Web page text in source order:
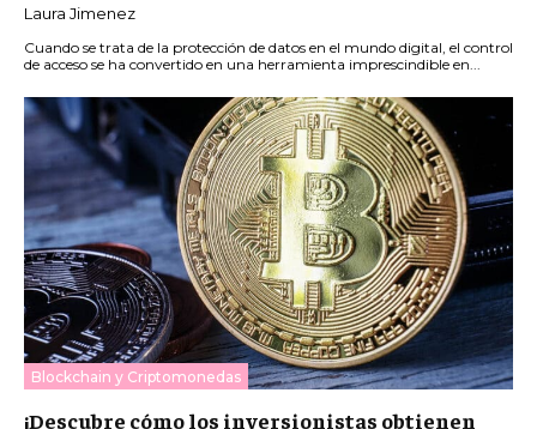
Laura Jimenez
Cuando se trata de la protección de datos en el mundo digital, el control
de acceso se ha convertido en una herramienta imprescindible en...
Blockchain y Criptomonedas
¡Descubre cómo los inversionistas obtienen